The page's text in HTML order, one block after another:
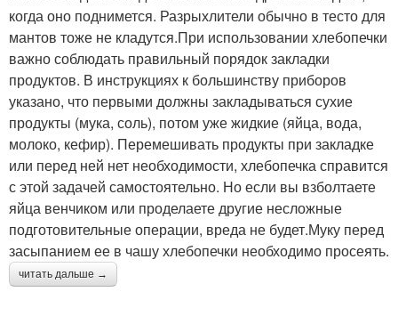
когда оно поднимется. Разрыхлители обычно в тесто для
мантов тоже не кладутся.При использовании хлебопечки
важно соблюдать правильный порядок закладки
продуктов. В инструкциях к большинству приборов
указано, что первыми должны закладываться сухие
продукты (мука, соль), потом уже жидкие (яйца, вода,
молоко, кефир). Перемешивать продукты при закладке
или перед ней нет необходимости, хлебопечка справится
с этой задачей самостоятельно. Но если вы взболтаете
яйца венчиком или проделаете другие несложные
подготовительные операции, вреда не будет.Муку перед
засыпанием ее в чашу хлебопечки необходимо просеять.
читать дальше →